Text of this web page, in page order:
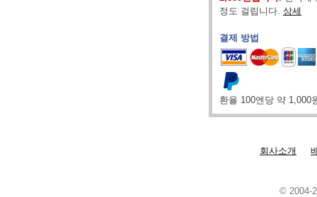
정도 걸립니다. 상세
결제 방법
환율 100엔당 약 1,000
회사소개
© 2004-